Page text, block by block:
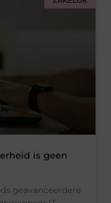
is geen
geavanceerdere